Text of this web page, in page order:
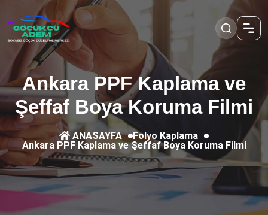
Ankara PPF Kaplama ve
Şeffaf Boya Koruma Filmi
ANASAYFA
Folyo Kaplama
Ankara PPF Kaplama ve Şeffaf Boya Koruma Filmi